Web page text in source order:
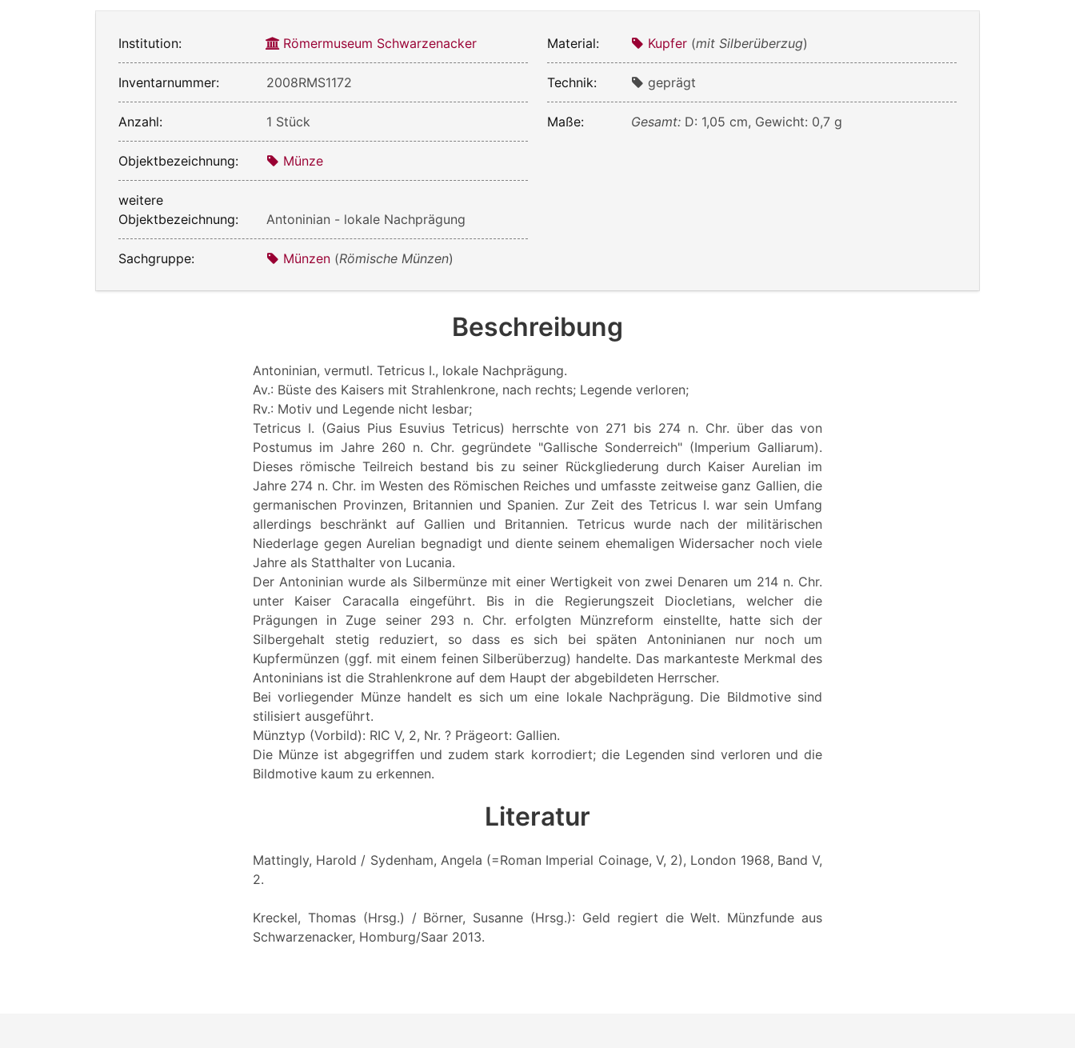
Institution: Römermuseum Schwarzenacker
Inventarnummer: 2008RMS1172
Anzahl: 1 Stück
Objektbezeichnung: Münze
weitere
Objektbezeichnung:
Antoninian - lokale Nachprägung
Sachgruppe: Münzen (Römische Münzen)
Material: Kupfer (mit Silberüberzug)
Technik: geprägt
Maße: Gesamt: D: 1,05 cm, Gewicht: 0,7 g
Beschreibung
Antoninian, vermutl. Tetricus I., lokale Nachprägung.
Av.: Büste des Kaisers mit Strahlenkrone, nach rechts; Legende verloren;
Rv.: Motiv und Legende nicht lesbar;
Tetricus I. (Gaius Pius Esuvius Tetricus) herrschte von 271 bis 274 n. Chr. über das von
Postumus im Jahre 260 n. Chr. gegründete "Gallische Sonderreich" (Imperium Galliarum).
Dieses römische Teilreich bestand bis zu seiner Rückgliederung durch Kaiser Aurelian im
Jahre 274 n. Chr. im Westen des Römischen Reiches und umfasste zeitweise ganz Gallien, die
germanischen Provinzen, Britannien und Spanien. Zur Zeit des Tetricus I. war sein Umfang
allerdings beschränkt auf Gallien und Britannien. Tetricus wurde nach der militärischen
Niederlage gegen Aurelian begnadigt und diente seinem ehemaligen Widersacher noch viele
Jahre als Statthalter von Lucania.
Der Antoninian wurde als Silbermünze mit einer Wertigkeit von zwei Denaren um 214 n. Chr.
unter Kaiser Caracalla eingeführt. Bis in die Regierungszeit Diocletians, welcher die
Prägungen in Zuge seiner 293 n. Chr. erfolgten Münzreform einstellte, hatte sich der
Silbergehalt stetig reduziert, so dass es sich bei späten Antoninianen nur noch um
Kupfermünzen (ggf. mit einem feinen Silberüberzug) handelte. Das markanteste Merkmal des
Antoninians ist die Strahlenkrone auf dem Haupt der abgebildeten Herrscher.
Bei vorliegender Münze handelt es sich um eine lokale Nachprägung. Die Bildmotive sind
stilisiert ausgeführt.
Münztyp (Vorbild): RIC V, 2, Nr. ? Prägeort: Gallien.
Die Münze ist abgegriffen und zudem stark korrodiert; die Legenden sind verloren und die
Bildmotive kaum zu erkennen.
Literatur
Mattingly, Harold / Sydenham, Angela (=Roman Imperial Coinage, V, 2), London 1968, Band V,
2.
Kreckel, Thomas (Hrsg.) / Börner, Susanne (Hrsg.): Geld regiert die Welt. Münzfunde aus
Schwarzenacker, Homburg/Saar 2013.